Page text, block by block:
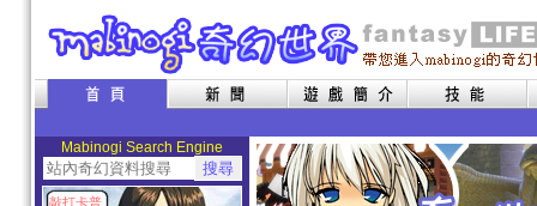
Mabinogi Search Engine
敲打卡普